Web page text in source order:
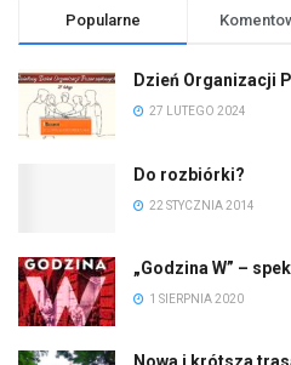
Popularne
Dzień Organizacji
27 LUTEGO 2024
Do rozbiórki?
22 STYCZNIA 2014
„Godzina W” –
1 SIERPNIA 2020